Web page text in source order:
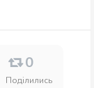
0
Поділились